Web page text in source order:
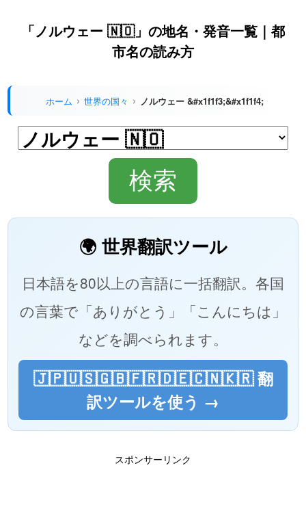
「ノルウェー 🇳🇴」の地名・発音一覧｜都
市名の読み方
ホーム 世界の国々 ノルウェー &#x1f1f3;&#x1f1f4;
🌍 世界翻訳ツール
日本語を80以上の言語に一括翻訳。各国
の言葉で「ありがとう」「こんにちは」
などを調べられます。
🇯🇵🇺🇸🇬🇧🇫🇷🇩🇪🇨🇳🇰🇷 翻
訳ツールを使う →
スポンサーリンク